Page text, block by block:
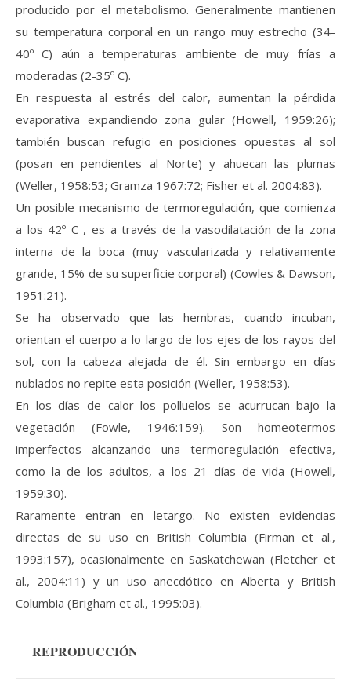
producido por el metabolismo. Generalmente mantienen
su temperatura corporal en un rango muy estrecho (34-
40º C) aún a temperaturas ambiente de muy frías a
moderadas (2-35º C).
En respuesta al estrés del calor, aumentan la pérdida
evaporativa expandiendo zona gular (Howell, 1959:26);
también buscan refugio en posiciones opuestas al sol
(posan en pendientes al Norte) y ahuecan las plumas
(Weller, 1958:53; Gramza 1967:72; Fisher et al. 2004:83).
Un posible mecanismo de termoregulación, que comienza
a los 42º C , es a través de la vasodilatación de la zona
interna de la boca (muy vascularizada y relativamente
grande, 15% de su superficie corporal) (Cowles & Dawson,
1951:21).
Se ha observado que las hembras, cuando incuban,
orientan el cuerpo a lo largo de los ejes de los rayos del
sol, con la cabeza alejada de él. Sin embargo en días
nublados no repite esta posición (Weller, 1958:53).
En los días de calor los polluelos se acurrucan bajo la
vegetación (Fowle, 1946:159). Son homeotermos
imperfectos alcanzando una termoregulación efectiva,
como la de los adultos, a los 21 días de vida (Howell,
1959:30).
Raramente entran en letargo. No existen evidencias
directas de su uso en British Columbia (Firman et al.,
1993:157), ocasionalmente en Saskatchewan (Fletcher et
al., 2004:11) y un uso anecdótico en Alberta y British
Columbia (Brigham et al., 1995:03).
REPRODUCCIÓN